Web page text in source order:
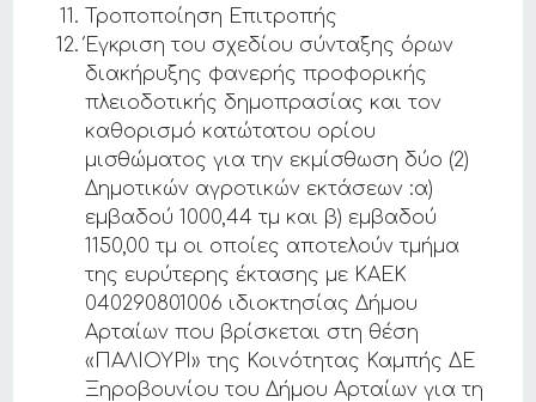
Τροποποίηση Επιτροπής
Έγκριση του σχεδίου σύνταξης όρων
διακήρυξης φανερής προφορικής
πλειοδοτικής δημοπρασίας και τον
καθορισμό κατώτατου ορίου
μισθώματος για την εκμίσθωση δύο (2)
Δημοτικών αγροτικών εκτάσεων :α)
εμβαδού 1000,44 τμ και β) εμβαδού
1150,00 τμ οι οποίες αποτελούν τμήμα
της ευρύτερης έκτασης με ΚΑΕΚ
040290801006 ιδιοκτησίας Δήμου
Αρταίων που βρίσκεται στη θέση
«ΠΑΛΙΟΥΡΙ» της Κοινότητας Καμπής ΔΕ
Ξηροβουνίου του Δήμου Αρταίων για τη